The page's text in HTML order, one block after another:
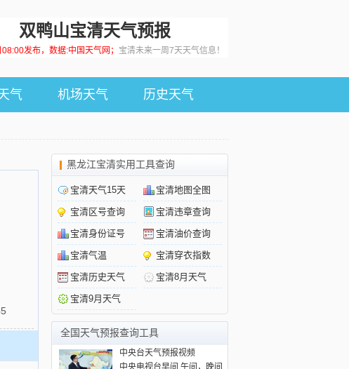
双鸭山宝清天气预报
发布，数据:中国天气网； 宝清未来一周7天天气信息！
气 机场天气 历史天气
黑龙江宝清实用工具查询
宝清天气15天 宝清地图全图
宝清区号查询 宝清违章查询
宝清身份证号 宝清油价查询
宝清气温 宝清穿衣指数
宝清历史天气 宝清8月天气
宝清9月天气
全国天气预报查询工具
中央台天气预报视频
中央电视台早间,午间，晚间